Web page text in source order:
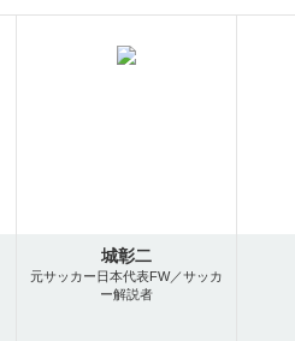
城彰二
元サッカー日本代表FW／サッカ
ー解説者